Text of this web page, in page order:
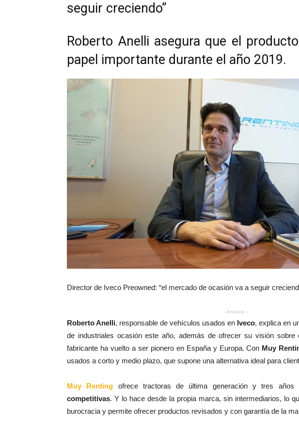
seguir creciendo”
Roberto Anelli asegura que el
papel importante durante el año 2019.
Director de Iveco Preowned: “el mercado de ocasión va a seguir
- Anuncio -
Roberto Anelli, responsable de vehículos usados en Iveco, explica en
de industriales ocasión este año, además de ofrecer su visión
fabricante ha vuelto a ser pionero en España y Europa. Con Muy
usados a corto y medio plazo, que supone una alternativa ideal para
Muy Renting ofrece tractoras de última generación y tres años
competitivas. Y lo hace desde la propia marca, sin intermediarios, lo
burocracia y permite ofrecer productos revisados y con garantía de la